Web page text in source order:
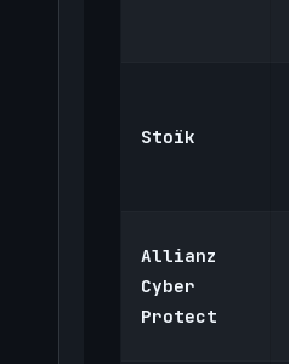
Stoïk
Allianz
Cyber
Protect